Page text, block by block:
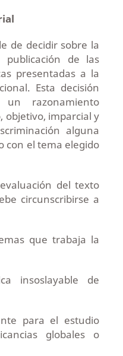
de decidir sobre la
de las
presentadas a la
Esta decisión
razonamiento
objetivo, imparcial y
alguna
con el tema elegido
del texto
circunscribirse a
que trabaja la
insoslayable de
para el estudio
globales o